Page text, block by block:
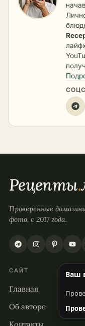
Рецепты.
Проверенные
фото, с 2017 года.
САЙТ
Главная
Об авторе
Ваш